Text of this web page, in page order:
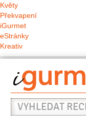
Květy
Překvapení
iGurmet
eStránky
Kreativ
Vyhledat
recept